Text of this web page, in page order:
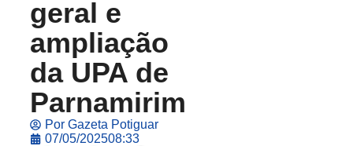
geral e
ampliação
da UPA de
Parnamirim
Por Gazeta Potiguar
07/05/202508:33